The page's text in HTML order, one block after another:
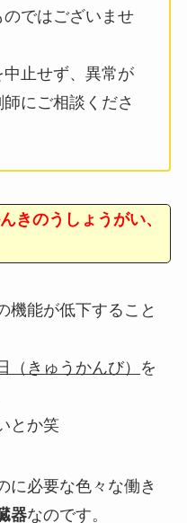
ではございませ
止せず、異常が
にご相談くださ
きのうしょうがい、
機能が低下すること
（きゅうかんび）
を
とか笑
に必要な色々な働き
器なのです。